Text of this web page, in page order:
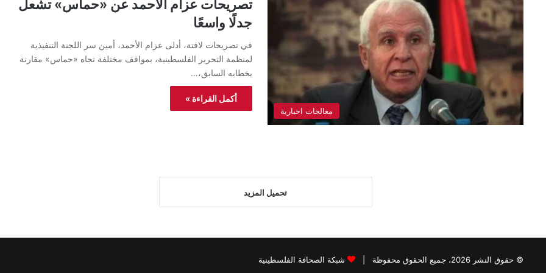
معالجات اخبارية
تصريحات عزام الأحمد عن «حماس» تشعل
جدلًا واسعًا
في تصريحات لافتة، أدلى عزام الأحمد، أمين سر اللجنة التنفيذية
لمنظمة التحرير الفلسطينية، بمواقف مختلفة تجاه «حماس» مقارنة
بخطابه السابق،…
أكمل القراءة »
تحميل المزيد
© حقوق النشر 2026، جميع الحقوق محفوظة | شبكة الصحافة الفلسطينية